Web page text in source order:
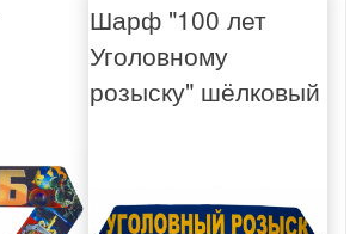
Шарф "100 лет
Уголовному
розыску" шёлковый